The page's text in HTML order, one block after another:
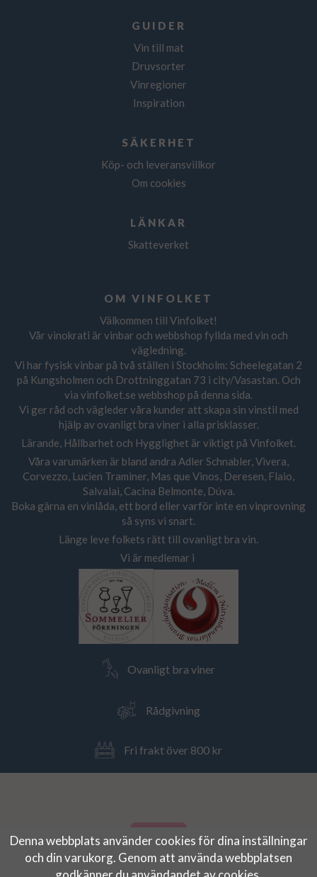
GUIDER
Vin till mat
Druvsorter
Vinregioner
Inspiration
SÄKERHET
Köp- och leveransvillkor
Om cookies
LÄNKAR
Skatteverket
OM VINFOLKET
Välkommen till Vinfolket!
Vår vinokrati är vinbar och webbshop fyllda med vin och
vägledning.
Vi har fysisk vinbar på två ställen i Stockholm: Scheelegatan 2
på Kungsholmen och Drottninggatan 73 i city/Vasastan. Och
via vinfolket.se webbshop på denna sida.
Vi ger råd och vägleder våra kunder att skapa sin vinstil med
hjälp av ovanligt bra viner i alla prisklasser.
Lärande, Hållbarhet och Hygglighet är viktigt på Vinfolket.
Våra varumärken är bland andra Adler Schnabler, Vivera,
Corvezzo, Lucien Traminer, Mas que Vinos, Deresen, Flaio,
Salvalai, Cacina Belmonte, Dúva.
Boka gärna en vinlåda, ett bord eller varför inte en vinprovning
så syns vi snart.
Länge leve folkets rätt till ovanligt bra vin.
Vi är medlemar i
Ovanligt bra viner
Rådgivning
Fri frakt över 800 kr
Denna webbplats använder cookies för dina inställningar
och din varukorg. Genom att använda webbplatsen